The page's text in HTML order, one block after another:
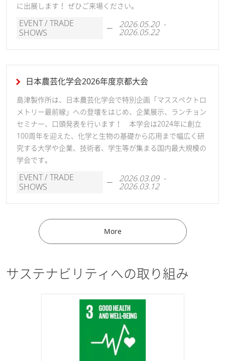
に出展します！ ぜひご来場ください。
EVENT / TRADE
SHOWS
2026.05.20 -
2026.05.22
日本農芸化学会2026年度京都大会
島津製作所は、日本農芸化学会で特別企画「マススペクトロ
メトリー最前線」への登壇をはじめ、企業展示、ランチョン
セミナー、口頭発表を行います！ 本学会は2024年に創立
100周年を迎えた、化学と生物の基礎から応用まで幅広く研
究する大学や企業、技術者、学生等が集まる国内最大規模の
学会です。
EVENT / TRADE
SHOWS
2026.03.09 -
2026.03.12
More
サステナビリティへの取り組み